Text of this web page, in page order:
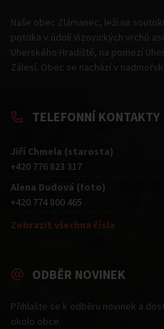
Naše obec Zlámanec, leží na
potoka v údolí Vizovických vrchů
Uherského Hradiště, na pomezí
Zálesí. Obec se nachází v
TELEFONNÍ KONTAKTY
Jiří Chmela (starosta)
+420 776 823 317
Alena Dudová (foto)
+420 774 800 465
Zobrazit všechna čísla
ODBĚR NOVINEK
Přihlašte se k odběru novinek a
okolo obce.